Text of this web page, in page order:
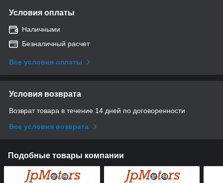
Условия оплаты
Наличными
Безналичный расчет
Все условия оплаты
Условия возврата
Возврат товара в течение 14 дней по договоренности
Все условия возврата
Подобные товары компании